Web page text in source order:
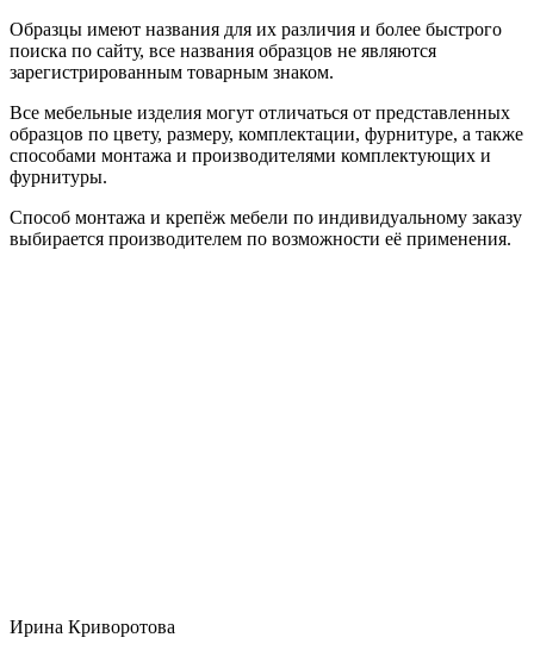
Образцы имеют названия для их различия и более быстрого
поиска по сайту, все названия образцов не являются
зарегистрированным товарным знаком.
Все мебельные изделия могут отличаться от представленных
образцов по цвету, размеру, комплектации, фурнитуре, а также
способами монтажа и производителями комплектующих и
фурнитуры.
Способ монтажа и крепёж мебели по индивидуальному заказу
выбирается производителем по возможности её применения.
Ирина Криворотова